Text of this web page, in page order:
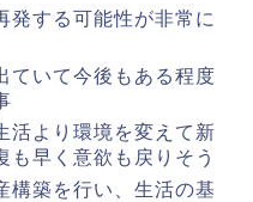
発する可能性が非常に
ていて今後もある程度
活より環境を変えて新
も早く意欲も戻りそう
構築を行い、生活の基